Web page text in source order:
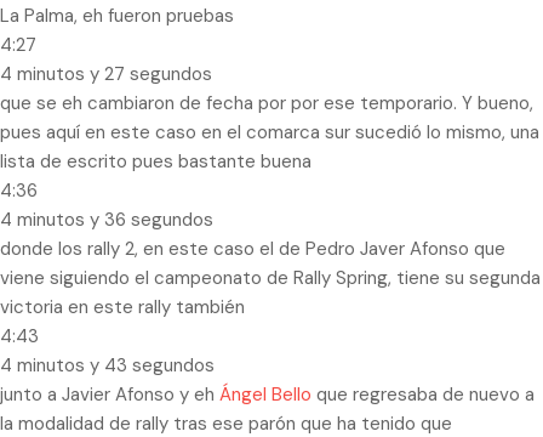
La Palma, eh fueron pruebas
4:27
4 minutos y 27 segundos
que se eh cambiaron de fecha por por ese temporario. Y bueno,
pues aquí en este caso en el comarca sur sucedió lo mismo, una
lista de escrito pues bastante buena
4:36
4 minutos y 36 segundos
donde los rally 2, en este caso el de Pedro Javer Afonso que
viene siguiendo el campeonato de Rally Spring, tiene su segunda
victoria en este rally también
4:43
4 minutos y 43 segundos
junto a Javier Afonso y eh Ángel Bello que regresaba de nuevo a
la modalidad de rally tras ese parón que ha tenido que